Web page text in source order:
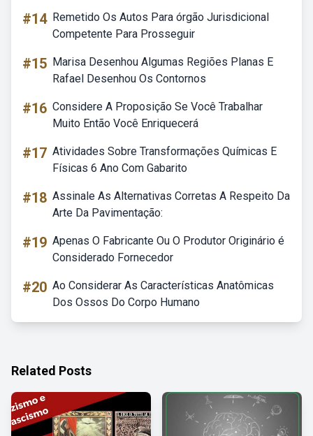
#14 Remetido Os Autos Para órgão Jurisdicional
Competente Para Prosseguir
#15 Marisa Desenhou Algumas Regiões Planas E
Rafael Desenhou Os Contornos
#16 Considere A Proposição Se Você Trabalhar
Muito Então Você Enriquecerá
#17 Atividades Sobre Transformações Químicas E
Físicas 6 Ano Com Gabarito
#18 Assinale As Alternativas Corretas A Respeito Da
Arte Da Pavimentação:
#19 Apenas O Fabricante Ou O Produtor Originário é
Considerado Fornecedor
#20 Ao Considerar As Características Anatômicas
Dos Ossos Do Corpo Humano
Related Posts